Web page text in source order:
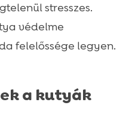
stresszes.
védelme
felelőssége legyen.
a kutyák